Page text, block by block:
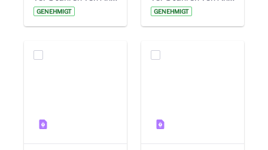
GENEHMIGT GENEHMIGT